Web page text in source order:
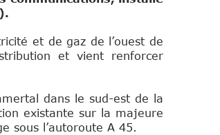
et de gaz de l’ouest de
et vient renforcer
dans le sud-est de la
existante sur la majeure
sous l’autoroute A 45.